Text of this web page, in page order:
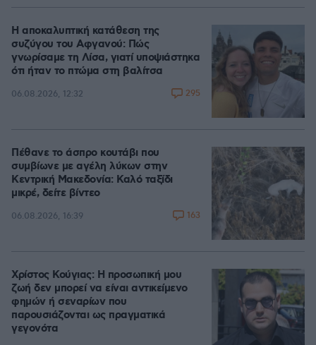
Η αποκαλυπτική κατάθεση της
συζύγου του Αφγανού: Πώς
γνωρίσαμε τη Λίσα, γιατί υποψιάστηκα
ότι ήταν το πτώμα στη βαλίτσα
06.08.2026, 12:32 295
Πέθανε το άσπρο κουτάβι που
συμβίωνε με αγέλη λύκων στην
Κεντρική Μακεδονία: Καλό ταξίδι
μικρέ, δείτε βίντεο
06.08.2026, 16:39 163
Χρίστος Κούγιας: Η προσωπική μου
ζωή δεν μπορεί να είναι αντικείμενο
φημών ή σεναρίων που
παρουσιάζονται ως πραγματικά
γεγονότα